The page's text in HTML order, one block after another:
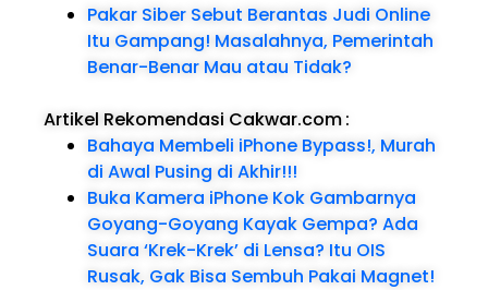
Pakar Siber Sebut Berantas Judi Online
Itu Gampang! Masalahnya, Pemerintah
Benar-Benar Mau atau Tidak?
Artikel Rekomendasi Cakwar.com:
Bahaya Membeli iPhone Bypass!, Murah
di Awal Pusing di Akhir!!!
Buka Kamera iPhone Kok Gambarnya
Goyang-Goyang Kayak Gempa? Ada
Suara ‘Krek-Krek’ di Lensa? Itu OIS
Rusak, Gak Bisa Sembuh Pakai Magnet!